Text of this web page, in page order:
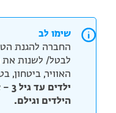
שימו לב
החברה להגנת
לבטל/ לשנות את
האוויר, ביטחון,
הילדים וגילם.